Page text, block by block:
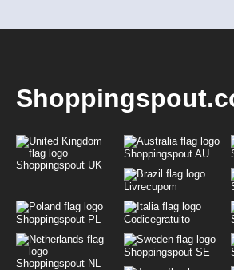
Shoppingspout UK
Shoppingspout AU
Livrecupom
Shoppingspout PL Codicegratuito
Shoppingspout NL
Shoppingspout SE